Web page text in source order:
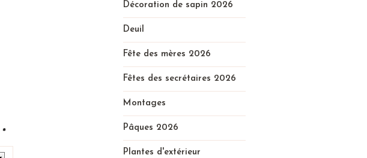
*
Décoration de sapin 2026
Deuil
Fête des mères 2026
Fêtes des secrétaires 2026
Montages
Pâques 2026
Plantes d'extérieur